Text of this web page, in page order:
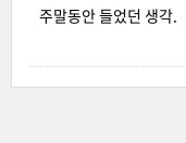
주말동안 들었던 생각.